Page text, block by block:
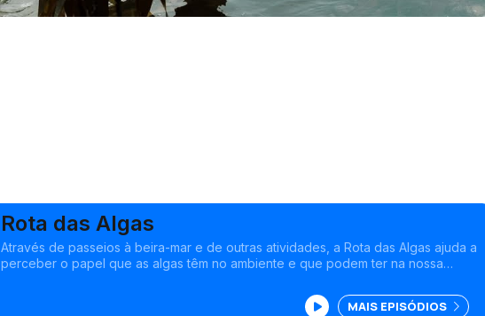
Rota das Algas
Através de passeios à beira-mar e de outras atividades, a Rota das Algas ajuda a
perceber o papel que as algas têm no ambiente e que podem ter na nossa
MAIS EPISÓDIOS